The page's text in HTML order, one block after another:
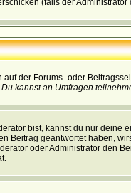
(falls der
der Forums- oder
kannst an Umfragen
bist, kannst du nur
Beitrag geantwortet haben,
oder Administrator den